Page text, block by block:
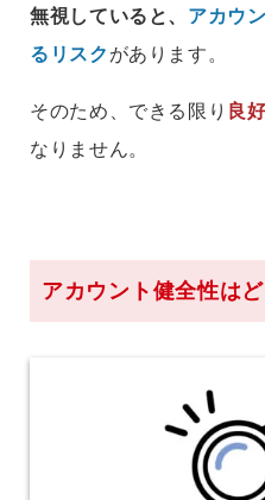
無視していると、 アカウ
るリスク があります。
そのため、できる限り 良
なりません。
アカウント健全性は